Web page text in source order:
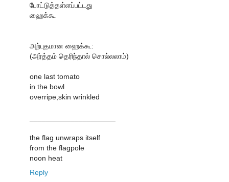
போட்டுத்தள்ளப்பட்டது
ஹைக்கூ
அற்புதமான ஹைக்கூ:
(அர்த்தம் தெரிந்தால் சொல்லலாம்)
one last tomato
in the bowl
overripe,skin wrinkled
the flag unwraps itself
from the flagpole
noon heat
Reply